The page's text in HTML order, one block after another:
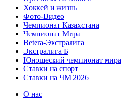
Хоккей и жизнь
Фото-Видео
Чемпионат Казахстана
Чемпионат Мира
Betera-Экстралига
Экстралига Б
Юношеский чемпионат мира
Ставки на спорт
Ставки на ЧМ 2026
О нас